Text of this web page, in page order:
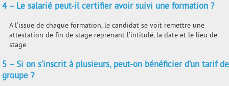
4 – Le salarié peut-il certifier avoir suivi une formation ?
A l’issue de chaque formation, le candidat se voit remettre une
attestation de fin de stage reprenant l’intitulé, la date et le lieu de
stage.
5 – Si on s’inscrit à plusieurs, peut-on bénéficier d’un tarif de
groupe ?